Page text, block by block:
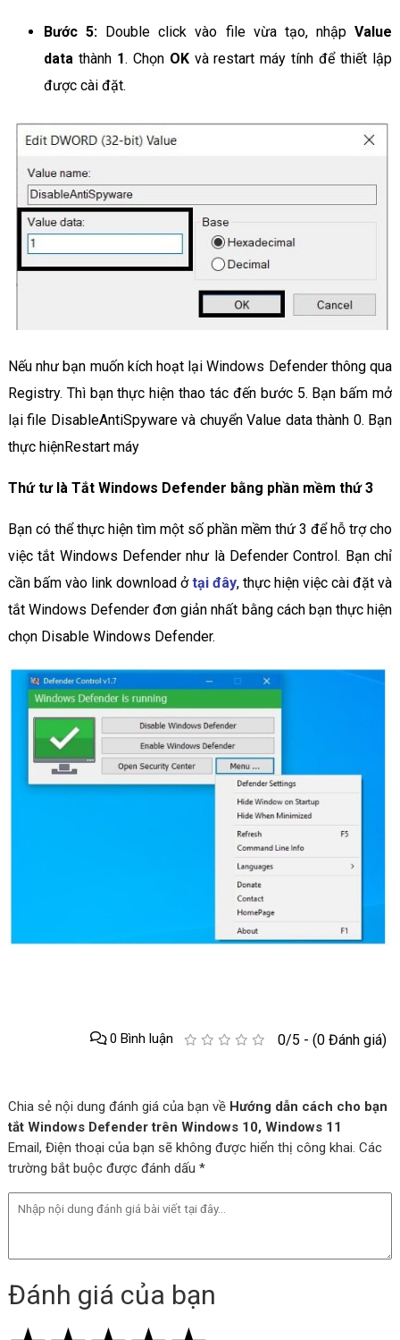
Bước 5: Double click vào file vừa tạo, nhậpValue
datathành 1. Chọn OKvà restart máy tính để thiết lập
được cài đặt.
Nếu như bạn muốn kích hoạt lại Windows Defender thông qua
Registry. Thì bạn thực hiện thao tác đến bước 5. Bạn bấm mở
lại file DisableAntiSpyware và chuyển Value data thành 0. Bạn
thực hiệnRestart máy
Thứ tư là Tắt Windows Defender bằng phần mềm thứ 3
Bạn có thể thực hiện tìm một số phần mềm thứ 3 để hỗ trợ cho
việc tắt Windows Defender như là Defender Control. Bạn chỉ
cần bấm vào link download ởtại đây, thực hiện việc cài đặt và
tắt Windows Defender đơn giản nhất bằng cách bạn thực hiện
chọn Disable Windows Defender.
0/5 - (0 Đánh giá)
0 Bình luận
Chia sẻ nội dung đánh giá của bạn về Hướng dẫn cách cho bạn
tắt Windows Defender trên Windows 10, Windows 11
Email, Điện thoại của bạn sẽ không được hiển thị công khai. Các
trường bắt buộc được đánh dấu *
Đánh giá của bạn